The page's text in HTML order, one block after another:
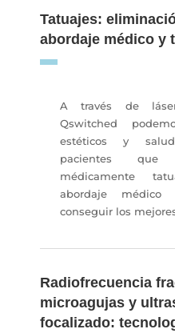
Tatuajes:
abordaje médico y
A través de
Qswitched
estéticos y
pacientes que
médicamente
abordaje médico
conseguir los
Radiofrecuencia
microagujas y
focalizado: